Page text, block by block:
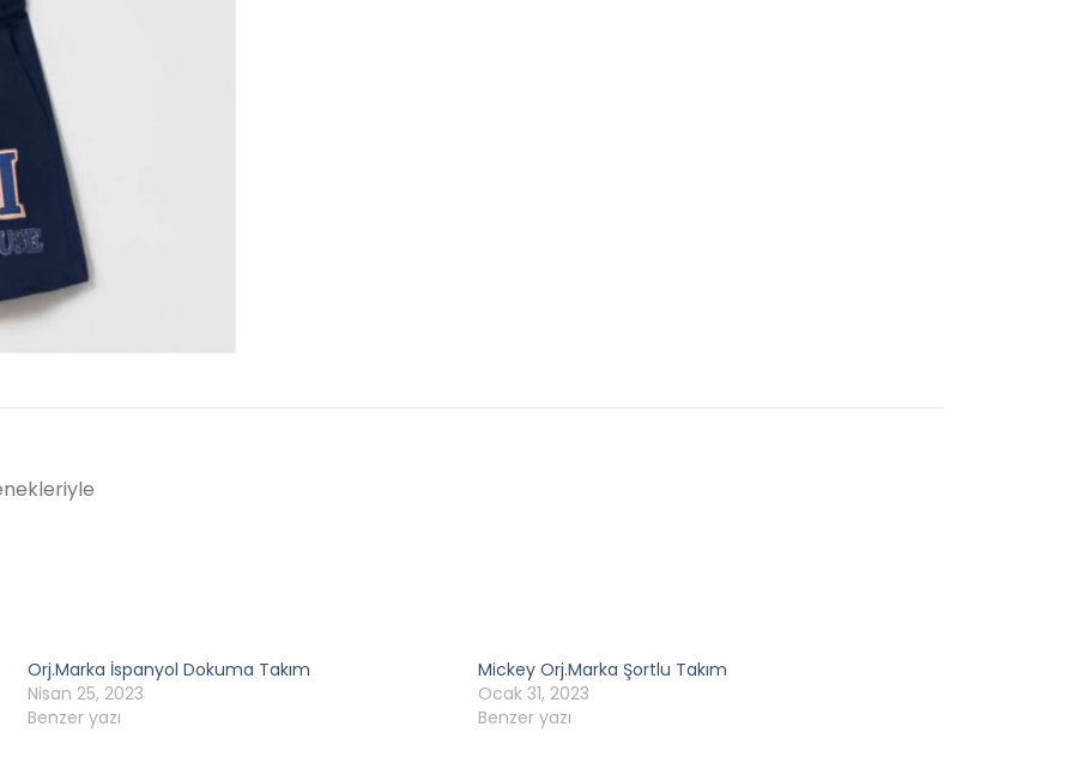
Orj.Marka İspanyol Dokuma Takım
Nisan 25, 2023
Benzer yazı
Mickey Orj.Marka Şortlu Takım
Ocak 31, 2023
Benzer yazı